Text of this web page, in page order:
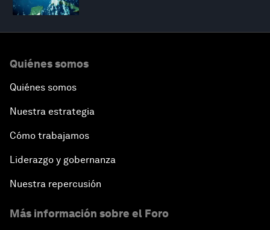
Quiénes somos
Quiénes somos
Nuestra estrategia
Cómo trabajamos
Liderazgo y gobernanza
Nuestra repercusión
Más información sobre el Foro